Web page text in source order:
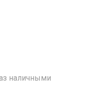
наличными